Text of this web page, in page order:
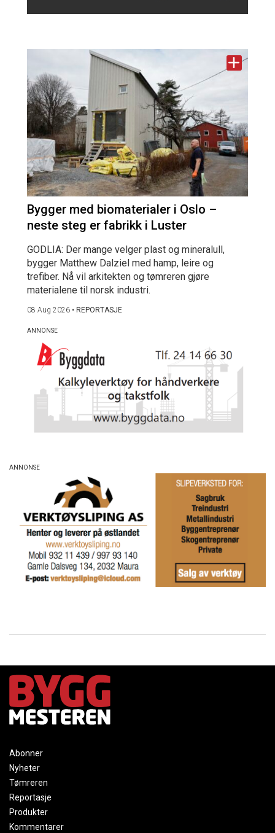
Bygger med biomaterialer i Oslo –
neste steg er fabrikk i Luster
GODLIA: Der mange velger plast og mineralull,
bygger Matthew Dalziel med hamp, leire og
trefiber. Nå vil arkitekten og tømreren gjøre
materialene til norsk industri.
08 Aug 2026 • REPORTASJE
Abonner
Nyheter
Tømreren
Reportasje
Produkter
Kommentarer